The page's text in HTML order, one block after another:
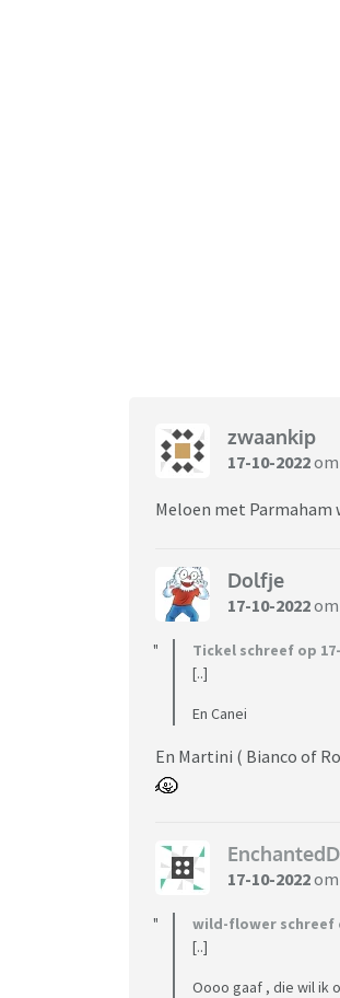
zwaankip
17-10-2022om
Meloen met Parmaham
Dolfje
17-10-2022om
Tickel schreef op 17-
[..]
En Canei
En Martini ( Bianco of
17-10-2022om
wild-flower schreef
[..]
Oooo gaaf , die wil ik